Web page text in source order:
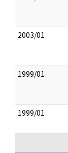
2003/01
1999/01
1999/01